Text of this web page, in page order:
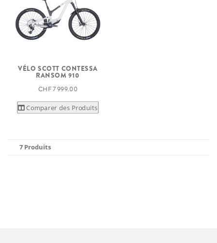
VÉLO SCOTT CONTESSA
RANSOM 910
CHF 7 999.00
Comparer des Produits
7 Produits